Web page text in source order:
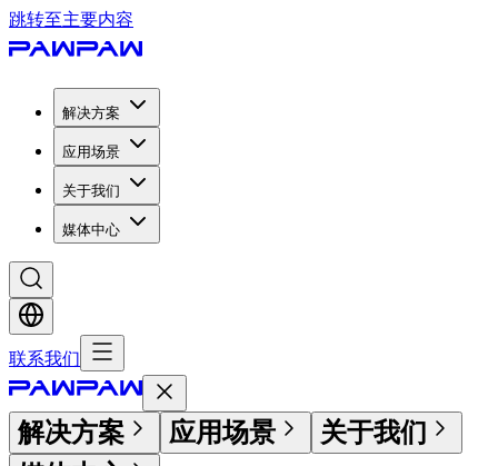
跳转至主要内容
解决方案
应用场景
关于我们
媒体中心
联系我们
解决方案 应用场景
关于我们